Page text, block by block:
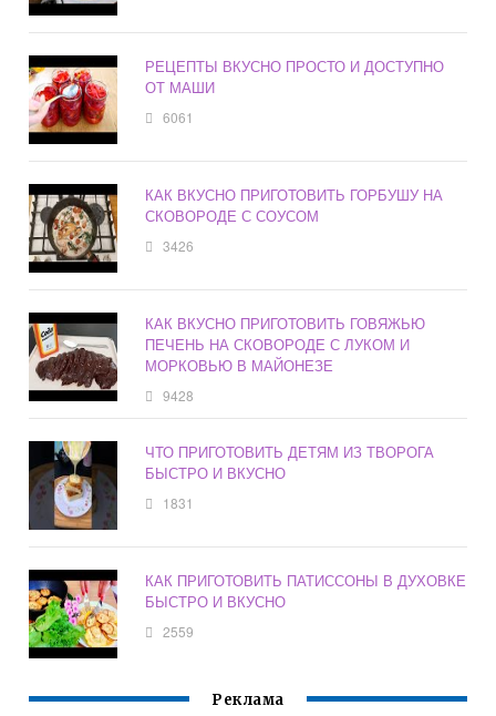
РЕЦЕПТЫ ВКУСНО ПРОСТО И ДОСТУПНО
ОТ МАШИ
6061
КАК ВКУСНО ПРИГОТОВИТЬ ГОРБУШУ НА
СКОВОРОДЕ С СОУСОМ
3426
КАК ВКУСНО ПРИГОТОВИТЬ ГОВЯЖЬЮ
ПЕЧЕНЬ НА СКОВОРОДЕ С ЛУКОМ И
МОРКОВЬЮ В МАЙОНЕЗЕ
9428
ЧТО ПРИГОТОВИТЬ ДЕТЯМ ИЗ ТВОРОГА
БЫСТРО И ВКУСНО
1831
КАК ПРИГОТОВИТЬ ПАТИССОНЫ В ДУХОВКЕ
БЫСТРО И ВКУСНО
2559
Реклама